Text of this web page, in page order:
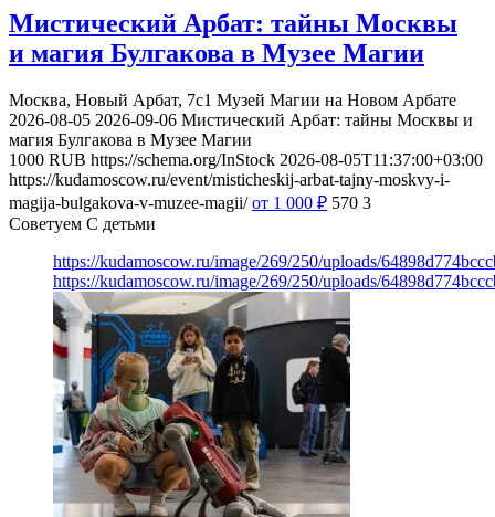
Мистический Арбат: тайны Москвы
и магия Булгакова в Музее Магии
Москва, Новый Арбат, 7с1 Музей Магии на Новом Арбате
2026-08-05 2026-09-06 Мистический Арбат: тайны Москвы и
магия Булгакова в Музее Магии
1000 RUB https://schema.org/InStock 2026-08-05T11:37:00+03:00
https://kudamoscow.ru/event/misticheskij-arbat-tajny-moskvy-i-
magija-bulgakova-v-muzee-magii/ от 1 000 ₽ 570 3
Советуем С детьми
https://kudamoscow.ru/image/269/250/uploads/
https://kudamoscow.ru/image/269/250/uploads/